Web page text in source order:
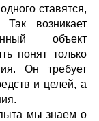
ставятся,
возникает
объект
понят только
Он требует
и целей, а
мы знаем о